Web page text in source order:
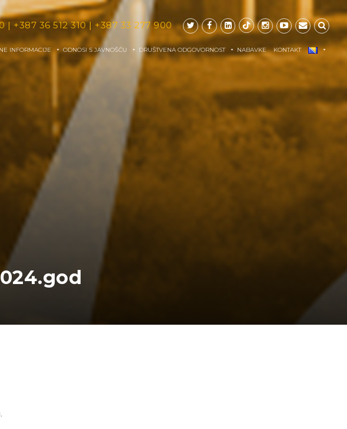
| +387 36 512 310| +387 33 277 900
INFORMACIJE ODNOSI S JAVNOŠĆU DRUŠTVENA ODGOVORNOST NABAVKE KONTAKT